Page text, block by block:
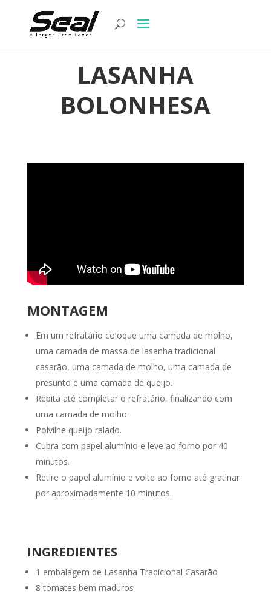
LASANHA
BOLONHESA
MONTAGEM
Em um refratário coloque uma camada de molho,
uma camada de massa de lasanha tradicional
casarão, uma camada de molho, uma camada de
presunto e uma camada de queijo.
Repita até completar o refratário, finalizando com
uma camada de molho.
Polvilhe queijo ralado.
Cubra com papel alumínio e leve ao forno por 40
minutos.
Retire o papel alumínio e volte ao forno até gratinar
por aproximadamente 10 minutos.
INGREDIENTES
1 embalagem de Lasanha Tradicional Casarão
8 tomates bem maduros